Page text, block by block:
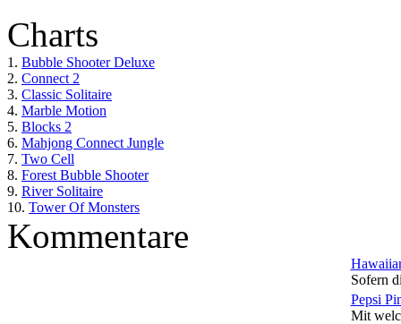
Charts
1. Bubble Shooter Deluxe
2. Connect 2
3. Classic Solitaire
4. Marble Motion
5. Blocks 2
6. Mahjong Connect Jungle
7. Two Cell
8. Forest Bubble Shooter
9. River Solitaire
10. Tower Of Monsters
Kommentare
Sofern
Pepsi
Mit